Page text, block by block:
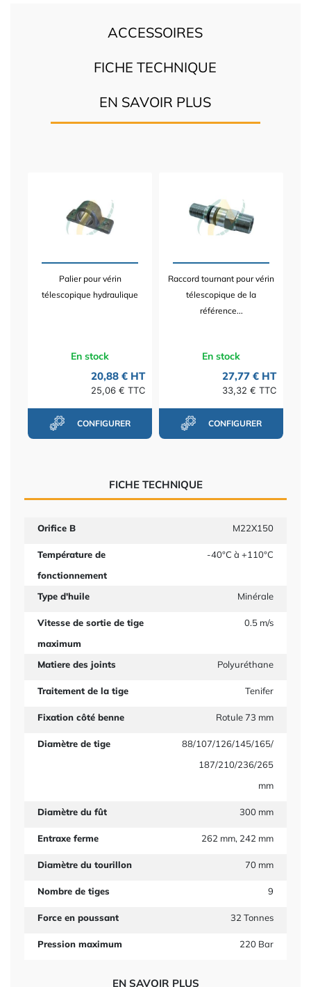
ACCESSOIRES
FICHE TECHNIQUE
EN SAVOIR PLUS
Palier pour vérin
télescopique hydraulique
En stock
20,88 € HT
25,06 € TTC
CONFIGURER
Raccord tournant pour vérin
télescopique de la
référence...
En stock
27,77 € HT
33,32 € TTC
CONFIGURER
FICHE TECHNIQUE
Orifice B M22X150
Température de
fonctionnement
-40°C à +110°C
Type d'huile Minérale
Vitesse de sortie de tige
maximum
0.5 m/s
Matiere des joints Polyuréthane
Traitement de la tige Tenifer
Fixation côté benne Rotule 73 mm
Diamètre de tige
88/107/126/145/165/
187/210/236/265
mm
Diamètre du fût 300 mm
Entraxe ferme 262 mm, 242 mm
Diamètre du tourillon 70 mm
Nombre de tiges 9
Force en poussant 32 Tonnes
Pression maximum 220 Bar
EN SAVOIR PLUS